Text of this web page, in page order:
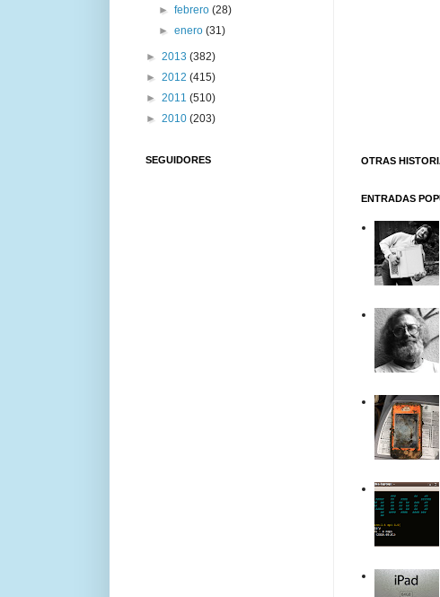
OTRAS
ENTRADAS
►febrero(28)
►enero(31)
► 2013 (382)
► 2012 (415)
► 2011 (510)
► 2010 (203)
SEGUIDORES